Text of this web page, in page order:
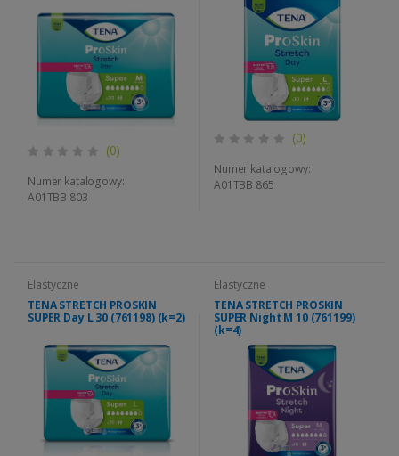
(0)
Numer katalogowy:
A01TBB 803
(0)
Numer katalogowy:
A01TBB 865
Elastyczne
TENA STRETCH PROSKIN
SUPER Day L 30 (761198) (k=2)
Elastyczne
TENA STRETCH PROSKIN
SUPER Night M 10 (761199)
(k=4)